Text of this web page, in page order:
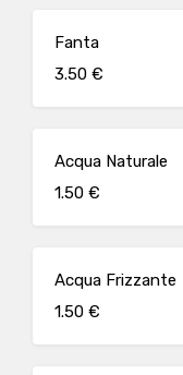
Fanta
3.50 €
Acqua Naturale
1.50 €
Acqua Frizzante
1.50 €